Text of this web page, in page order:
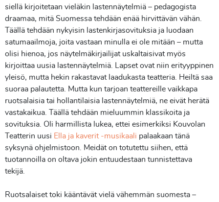
siellä kirjoitetaan vieläkin lastennäytelmiä – pedagogista
draamaa, mitä Suomessa tehdään enää hirvittävän vähän.
Täällä tehdään nykyisin lastenkirjasovituksia ja luodaan
satumaailmoja, joita vastaan minulla ei ole mitään – mutta
olisi hienoa, jos näytelmäkirjailijat uskaltaisivat myös
kirjoittaa uusia lastennäytelmiä. Lapset ovat niin erityyppinen
yleisö, mutta hekin rakastavat laadukasta teatteria. Heiltä saa
suoraa palautetta. Mutta kun tarjoan teattereille vaikkapa
ruotsalaisia tai hollantilaisia lastennäytelmiä, ne eivät herätä
vastakaikua. Täällä tehdään mieluummin klassikoita ja
sovituksia. Oli harmillista lukea, ettei esimerkiksi Kouvolan
Teatterin uusi Ella ja kaverit -musikaali palaakaan tänä
syksynä ohjelmistoon. Meidät on totutettu siihen, että
tuotannoilla on oltava jokin entuudestaan tunnistettava
tekijä.
Ruotsalaiset toki kääntävät vielä vähemmän suomesta –